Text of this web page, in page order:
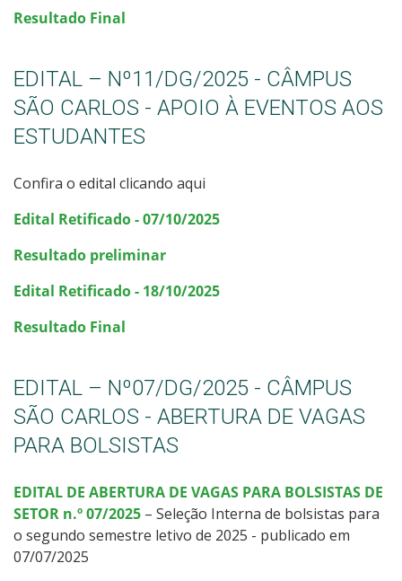
Resultado Final
EDITAL – Nº11/DG/2025 - CÂMPUS
SÃO CARLOS - APOIO À EVENTOS AOS
ESTUDANTES
Confira o edital clicando aqui
Edital Retificado - 07/10/2025
Resultado preliminar
Edital Retificado - 18/10/2025
Resultado Final
EDITAL – Nº07/DG/2025 - CÂMPUS
SÃO CARLOS - ABERTURA DE VAGAS
PARA BOLSISTAS
EDITAL DE ABERTURA DE VAGAS PARA BOLSISTAS DE
SETOR n.º 07/2025 – Seleção Interna de bolsistas para
o segundo semestre letivo de 2025 - publicado em
07/07/2025